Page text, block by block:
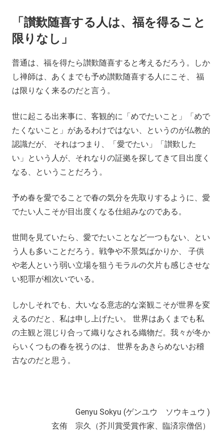
「讃歎随喜する人は、福を得ること
限りなし」
普通は、福を得たら讃歎随喜すると考えるだろう。しか
し禅師は、あくまでも予め讃歎随喜する人にこそ、 福
は限りなく来るのだと言う。
世に起こる出来事に、客観的に「めでたいこと」「めで
たくないこと」があるわけではない、というのが仏教的
認識だが、 それはつまり、「愛でたい」「讃歎した
い」という人が、それなりの証拠を探してきて目出度く
なる、ということだろう。
予め春を愛でることで春の気分を先取りするように、愛
でたい人こそが目出度くなる仕組みなのである。
世間を見ていたら、愛でたいことなど一つもない、とい
う人も多いことだろう。戦争や不景気ばかりか、 子供
や老人という弱い立場を狙うモラルの欠片も感じさせな
い犯罪が相次いでいる。
しかしそれでも、大いなる意志的な楽観こそが世界を変
えるのだと、私は申し上げたい。 世界はあくまでも私
の主観と混じり合って織りなされる織物だ。我々が冬か
らいくつもの春を祝うのは、 世界をあきらめないお稽
古なのだと思う。
Genyu Sokyu (ゲンユウ ソウキュウ )
玄侑 宗久（芥川賞受賞作家、臨済宗僧侶）